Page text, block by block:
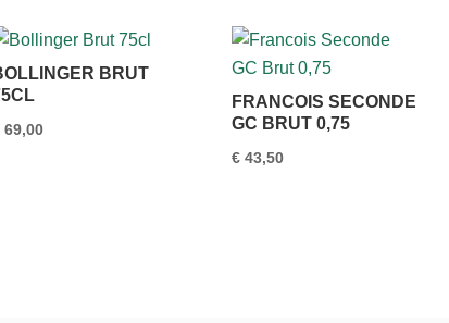
BRUT
69,00
FRANCOIS SECONDE
GC BRUT 0,75
€ 43,50